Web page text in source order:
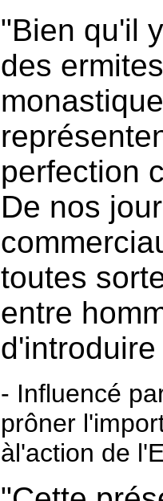
"Bien qu'il
des
perfection
De nos
toutes
entre
- Influencé
prôner
àl'action de